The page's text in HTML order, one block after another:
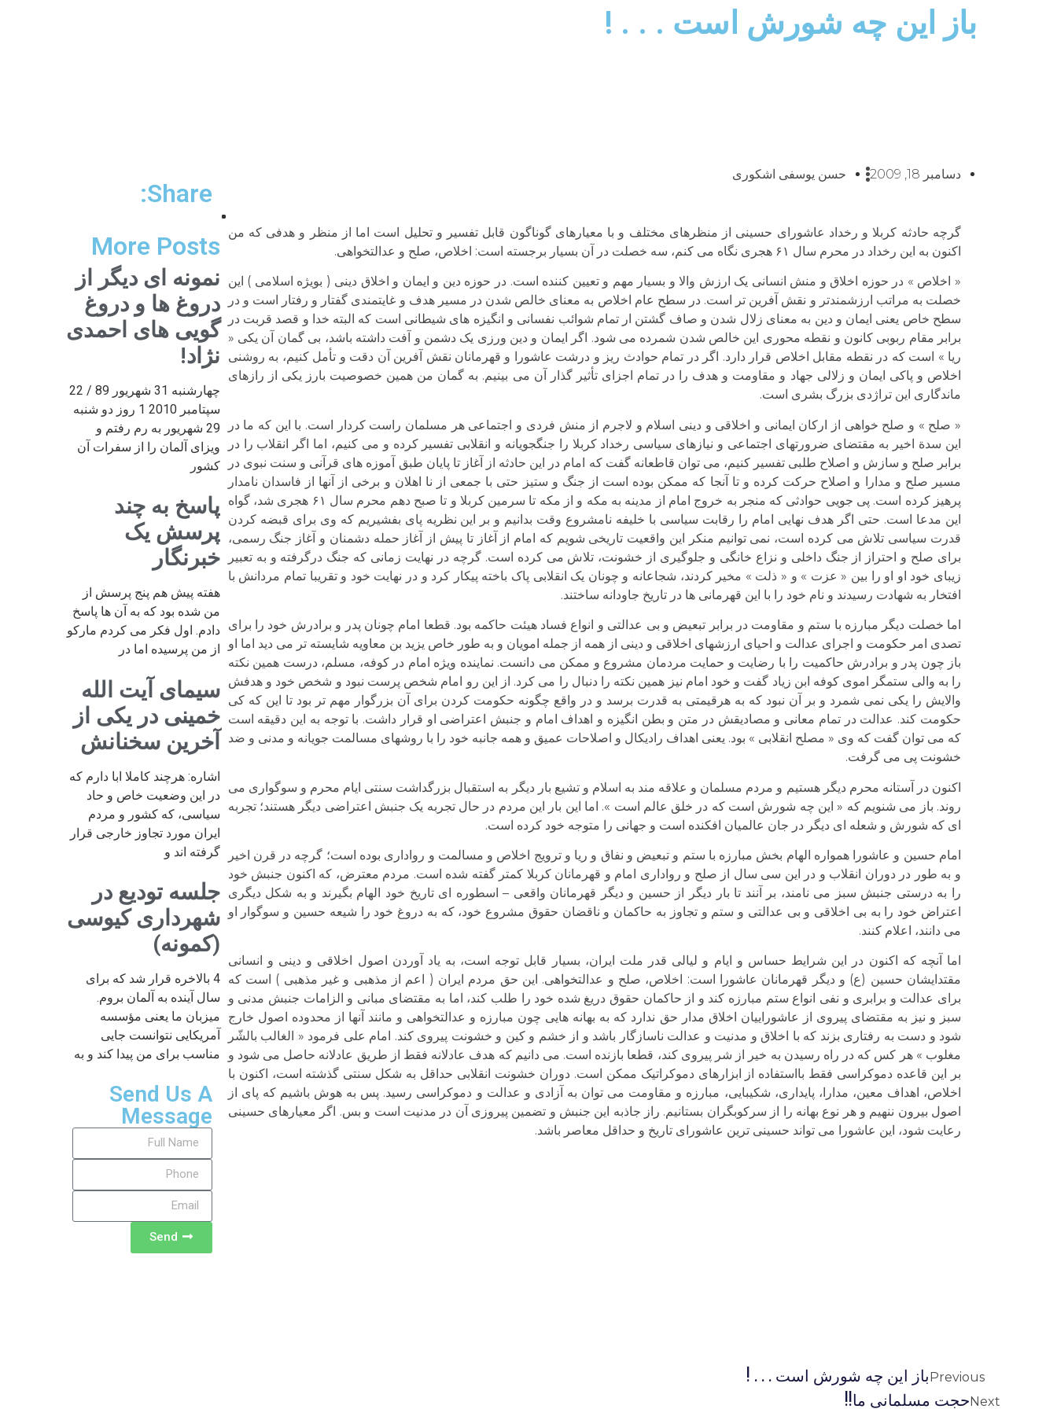
باز این چه شورش است . . . !
دسامبر 18, 2009 حسن یوسفی اشکوری
گرچه حادثه کربلا و رخداد عاشورای حسینی از منظرهای مختلف و با معیارهای گوناگون قابل تفسیر و تحلیل است اما از منظر و هدفی که من
اکنون به این رخداد در محرم سال ۶۱ هجری نگاه می کنم، سه خصلت در آن بسیار برجسته است: اخلاص، صلح و عدالتخواهی.
« اخلاص » در حوزه اخلاق و منش انسانی یک ارزش والا و بسیار مهم و تعیین کننده است. در حوزه دین و ایمان و اخلاق دینی ( بویژه اسلامی ) این
خصلت به مراتب ارزشمندتر و نقش آفرین تر است. در سطح عام اخلاص به معنای خالص شدن در مسیر هدف و غایتمندی گفتار و رفتار است و در
سطح خاص یعنی ایمان و دین به معنای زلال شدن و صاف گشتن ار تمام شوائب نفسانی و انگیزه های شیطانی است که البته خدا و قصد قربت در
برابر مقام ربوبی کانون و نقطه محوری این خالص شدن شمرده می شود. اگر ایمان و دین ورزی یک دشمن و آفت داشته باشد، بی گمان آن یکی «
ریا » است که در نقطه مقابل اخلاص قرار دارد. اگر در تمام حوادث ریز و درشت عاشورا و قهرمانان نقش آفرین آن دقت و تأمل کنیم، به روشنی
اخلاص و پاکی ایمان و زلالی جهاد و مقاومت و هدف را در تمام اجزای تأثیر گذار آن می بینیم. به گمان من همین خصوصیت بارز یکی از رازهای
ماندگاری این تراژدی بزرگ بشری است.
« صلح » و صلح خواهی از ارکان ایمانی و اخلاقی و دینی اسلام و لاجرم از منش فردی و اجتماعی هر مسلمان راست کردار است. با این که ما در
این سدة اخیر به مقتضای ضرورتهای اجتماعی و نیازهای سیاسی رخداد کربلا را جنگجویانه و انقلابی تفسیر کرده و می کنیم، اما اگر انقلاب را در
برابر صلح و سازش و اصلاح طلبی تفسیر کنیم، می توان قاطعانه گفت که امام در این حادثه از آغاز تا پایان طبق آموزه های قرآنی و سنت نبوی در
مسیر صلح و مدارا و اصلاح حرکت کرده و تا آنجا که ممکن بوده است از جنگ و ستیز حتی با جمعی از نا اهلان و برخی از آنها از فاسدان نامدار
پرهیز کرده است. پی جویی حوادثی که منجر به خروج امام از مدینه به مکه و از مکه تا سرمین کربلا و تا صبح دهم محرم سال ۶۱ هجری شد، گواه
این مدعا است. حتی اگر هدف نهایی امام را رقابت سیاسی با خلیفه نامشروع وقت بدانیم و بر این نظریه پای بفشیریم که وی برای قبضه کردن
قدرت سیاسی تلاش می کرده است، نمی توانیم منکر این واقعیت تاریخی شویم که امام از آغاز تا پیش از آغاز حمله دشمنان و آغاز جنگ رسمی،
برای صلح و احتراز از جنگ داخلی و نزاع خانگی و جلوگیری از خشونت، تلاش می کرده است. گرچه در نهایت زمانی که جنگ درگرفته و به تعبیر
زیبای خود او او را بین « عزت » و « ذلت » مخیر کردند، شجاعانه و چونان یک انقلابی پاک باخته پیکار کرد و در نهایت خود و تقریبا تمام مردانش با
افتخار به شهادت رسیدند و نام خود را با این قهرمانی ها در تاریخ جاودانه ساختند.
اما خصلت دیگر مبارزه با ستم و مقاومت در برابر تبعیض و بی عدالتی و انواع فساد هیئت حاکمه بود. قطعا امام چونان پدر و برادرش خود را برای
تصدی امر حکومت و اجرای عدالت و احیای ارزشهای اخلاقی و دینی از همه از جمله امویان و به طور خاص یزید بن معاویه شایسته تر می دید اما او
باز چون پدر و برادرش حاکمیت را با رضایت و حمایت مردمان مشروع و ممکن می دانست. نماینده ویژه امام در کوفه، مسلم، درست همین نکته
را به والی ستمگر اموی کوفه ابن زیاد گفت و خود امام نیز همین نکته را دنبال را می کرد. از این رو امام شخص پرست نبود و شخص خود و هدفش
والایش را یکی نمی شمرد و بر آن نبود که به هرقیمتی به قدرت برسد و در واقع چگونه حکومت کردن برای آن بزرگوار مهم تر بود تا این که کی
حکومت کند. عدالت در تمام معانی و مصادیقش در متن و بطن انگیزه و اهداف امام و جنبش اعتراضی او قرار داشت. با توجه به این دقیقه است
که می توان گفت که وی « مصلح انقلابی » بود. یعنی اهداف رادیکال و اصلاحات عمیق و همه جانبه خود را با روشهای مسالمت جویانه و مدنی و ضد
خشونت پی می گرفت.
اکنون در آستانه محرم دیگر هستیم و مردم مسلمان و علاقه مند به اسلام و تشیع بار دیگر به استقبال بزرگداشت سنتی ایام محرم و سوگواری می
روند. باز می شنویم که « این چه شورش است که در خلق عالم است ». اما این بار این مردم در حال تجربه یک جنبش اعتراضی دیگر هستند؛ تجربه
ای که شورش و شعله ای دیگر در جان عالمیان افکنده است و جهانی را متوجه خود کرده است.
امام حسین و عاشورا همواره الهام بخش مبارزه با ستم و تبعیض و نفاق و ریا و ترویج اخلاص و مسالمت و رواداری بوده است؛ گرچه در قرن اخیر
و به طور در دوران انقلاب و در این سی سال از صلح و رواداری امام و قهرمانان کربلا کمتر گفته شده است. مردم معترض، که اکنون جنبش خود
را به درستی جنبش سبز می نامند، بر آنند تا بار دیگر از حسین و دیگر قهرمانان واقعی – اسطوره ای تاریخ خود الهام بگیرند و به شکل دیگری
اعتراض خود را به بی اخلاقی و بی عدالتی و ستم و تجاوز به حاکمان و ناقضان حقوق مشروع خود، که به دروغ خود را شیعه حسین و سوگوار او
می دانند، اعلام کنند.
اما آنچه که اکنون در این شرایط حساس و ایام و لیالی قدر ملت ایران، بسیار قابل توجه است، به یاد آوردن اصول اخلاقی و دینی و انسانی
مقتدایشان حسین (ع) و دیگر قهرمانان عاشورا است: اخلاص، صلح و عدالتخواهی. این حق مردم ایران ( اعم از مذهبی و غیر مذهبی ) است که
برای عدالت و برابری و نفی انواع ستم مبارزه کند و از حاکمان حقوق دریغ شده خود را طلب کند، اما به مقتضای مبانی و الزامات جنبش مدنی و
سبز و نیز به مقتضای پیروی از عاشوراییان اخلاق مدار حق ندارد که به بهانه هایی چون مبارزه و عدالتخواهی و مانند آنها از محدوده اصول خارج
شود و دست به رفتاری بزند که با اخلاق و مدنیت و عدالت ناسازگار باشد و از خشم و کین و خشونت پیروی کند. امام علی فرمود « الغالب بالشّر
مغلوب » هر کس که در راه رسیدن به خیر از شر پیروی کند، قطعا بازنده است. می دانیم که هدف عادلانه فقط از طریق عادلانه حاصل می شود و
بر این قاعده دموکراسی فقط بااستفاده از ابزارهای دموکراتیک ممکن است. دوران خشونت انقلابی حداقل به شکل سنتی گذشته است، اکنون با
اخلاص، اهداف معین، مدارا، پایداری، شکیبایی، مبارزه و مقاومت می توان به آزادی و عدالت و دموکراسی رسید. پس به هوش باشیم که پای از
اصول بیرون ننهیم و هر نوع بهانه را از سرکوبگران بستانیم. راز جاذبه این جنبش و تضمین پیروزی آن در مدنیت است و بس. اگر معیارهای حسینی
رعایت شود، این عاشورا می تواند حسینی ترین عاشورای تاریخ و حداقل معاصر باشد.
Share:
More Posts
نمونه ای دیگر از
دروغ ها و دروغ
گویی های احمدی
نژاد!
چهارشنبه 31 شهریور 89 / 22
سپتامبر 2010 1 روز دو شنبه
29 شهریور به رم رفتم و
ویزای آلمان را از سفرات آن
کشور
پاسخ به چند
پرسش یک
خبرنگار
هفته پیش هم پنج پرسش از
من شده بود که به آن ها پاسخ
دادم. اول فکر می کردم مارکو
از من پرسیده اما در
سیمای آیت الله
خمینی در یکی از
آخرین سخنانش
اشاره: هرچند کاملا ابا دارم که
در این وضعیت خاص و حاد
سیاسی، که کشور و مردم
ایران مورد تجاوز خارجی قرار
گرفته اند و
جلسه تودیع در
شهرداری کیوسی
(کمونه)
4 بالاخره قرار شد که برای
سال آینده به آلمان بروم.
میزبان ما یعنی مؤسسه
آمریکایی نتوانست جایی
مناسب برای من پیدا کند و به
Send Us A
Message
Send
Previousباز این چه شورش است . . . !
Nextحجت مسلمانی ما!!